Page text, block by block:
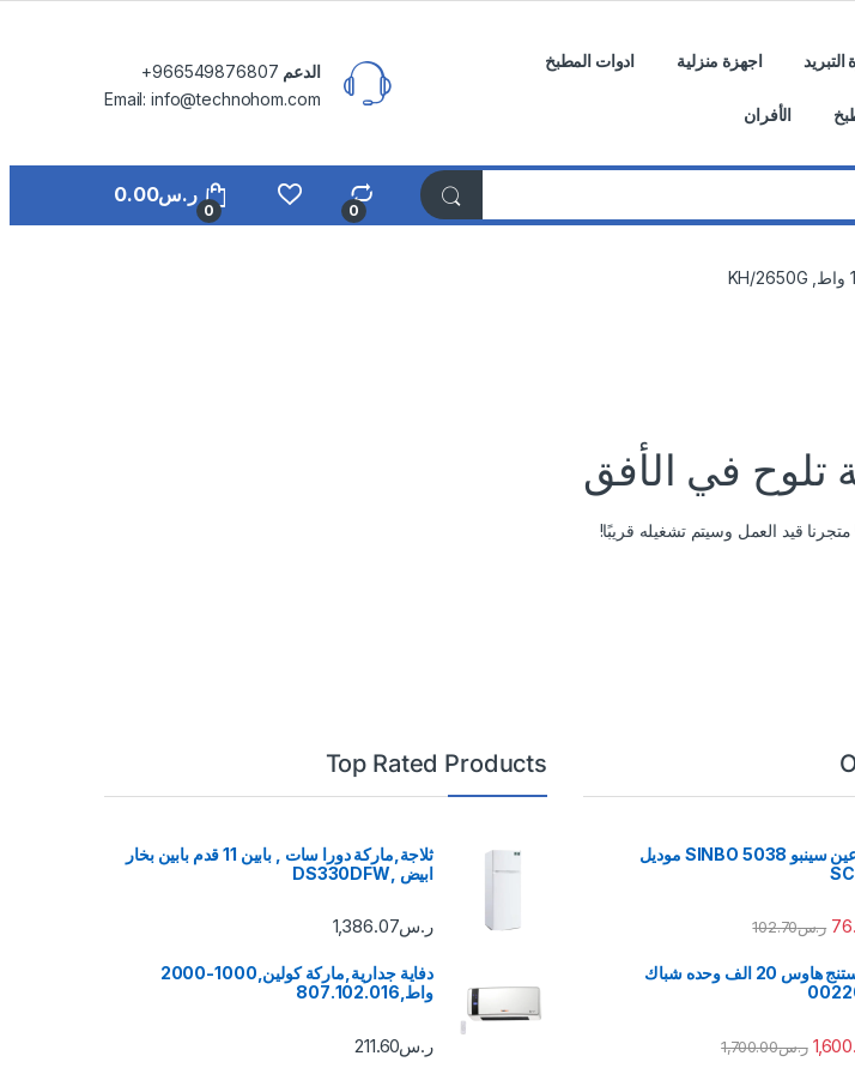
التبريد اجهزة منزلية ادوات المطبخ
الأفران
الدعم
Email: info@technohom.com
0
0
ر.س0.00
تلوح في الأفق
قيد العمل وسيتم تشغيله قريبًا!
سخان 1 عين سينبو 5038 SINBO موديل
ر.س102.70
مكيف وستنج هاوس 20 الف وحده شباك
ر.س1,700.00
Top Rated Products
ثلاجة,ماركة دورا سات , بابين 11 قدم بابين بخار
ابيض ,DS330DFW
ر.س1,386.07
دفاية جدارية,ماركة كولين,1000-2000
واط,807.102.016
ر.س211.60